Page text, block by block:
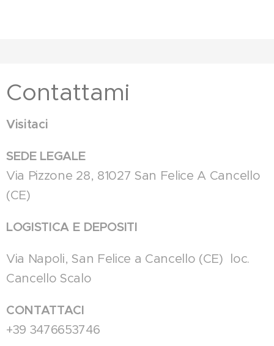
Contattami
Visitaci
SEDE LEGALE
Via Pizzone 28, 81027 San Felice A Cancello
(CE)
LOGISTICA E DEPOSITI
Via Napoli, San Felice a Cancello (CE) loc.
Cancello Scalo
CONTATTACI
+39 3476653746